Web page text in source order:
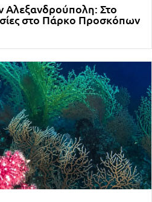
Αλεξανδρούπολη: Στο
στο Πάρκο Προσκόπων